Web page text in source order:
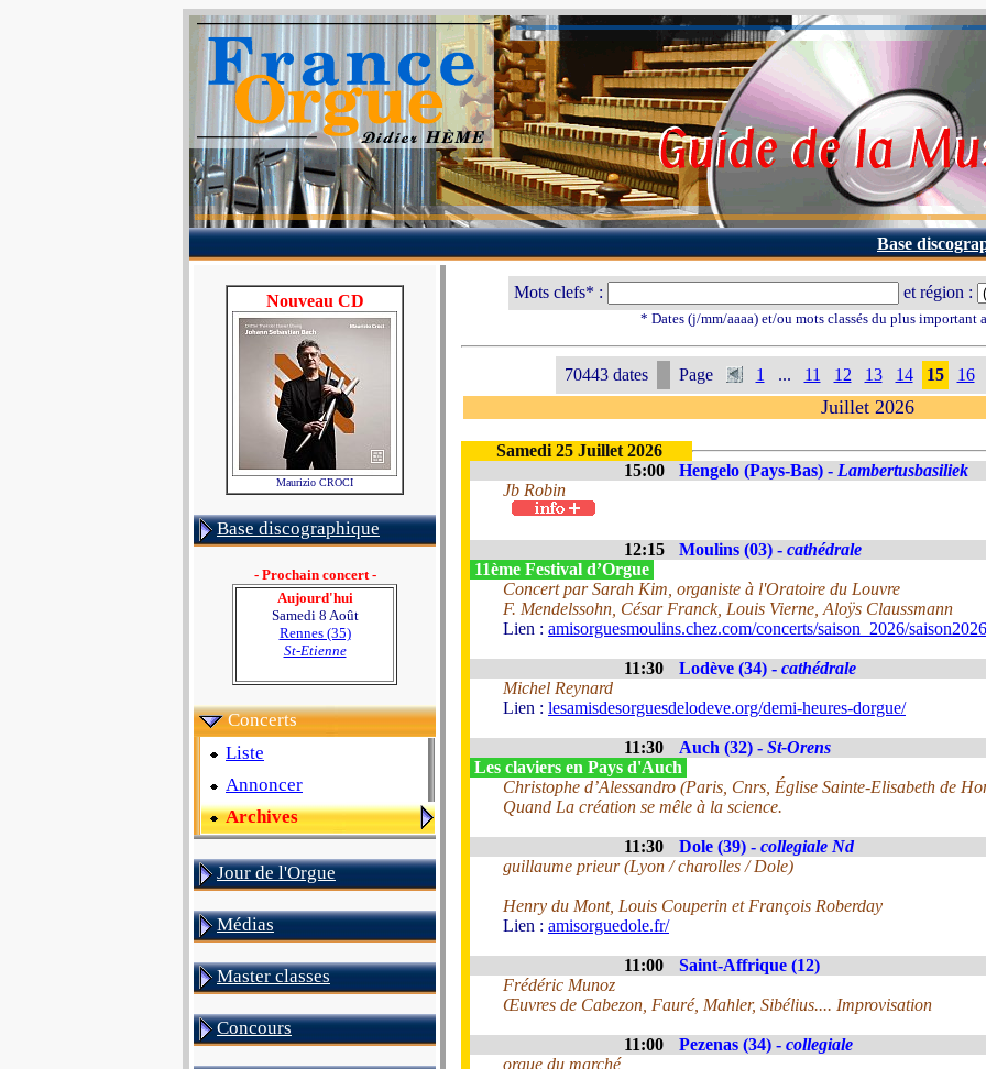
Base
Nouveau CD
Maurizio CROCI
Base discographique
- Prochain concert -
Aujourd'hui
Samedi 8 Août
Rennes (35)
St-Etienne
Concerts
Liste
Annoncer
Archives
Jour de l'Orgue
Médias
Master classes
Concours
Mots clefs* : et région :
* Dates (j/mm/aaaa) et/ou mots classés du plus important
70443 dates Page 1 ... 11 12 13 14 15 16
Juillet 2026
Samedi 25 Juillet 2026
15:00
Hengelo (Pays-Bas) - Lambertusbasiliek
Jb Robin
12:15 Moulins (03) - cathédrale
11ème Festival d’Orgue
Concert par Sarah Kim, organiste à l'Oratoire du Louvre
F. Mendelssohn, César Franck, Louis Vierne, Aloÿs Claussmann
Lien : amisorguesmoulins.chez.com/concerts/saison_2026/
11:30 Lodève (34) - cathédrale
Michel Reynard
Lien : lesamisdesorguesdelodeve.org/demi-heures-dorgue/
11:30 Auch (32) - St-Orens
Les claviers en Pays d'Auch
Christophe d’Alessandro (Paris, Cnrs, Église Sainte-Elisabeth de
Quand La création se mêle à la science.
11:30 Dole (39) - collegiale Nd
guillaume prieur (Lyon / charolles / Dole)
Henry du Mont, Louis Couperin et François Roberday
Lien : amisorguedole.fr/
11:00
Saint-Affrique (12)
Frédéric Munoz
Œuvres de Cabezon, Fauré, Mahler, Sibélius.... Improvisation
11:00 Pezenas (34) - collegiale
orgue du marché